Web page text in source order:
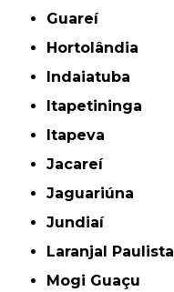
Guareí
Hortolândia
Indaiatuba
Itapetininga
Itapeva
Jacareí
Jaguariúna
Jundiaí
Laranjal Paulista
Mogi Guaçu